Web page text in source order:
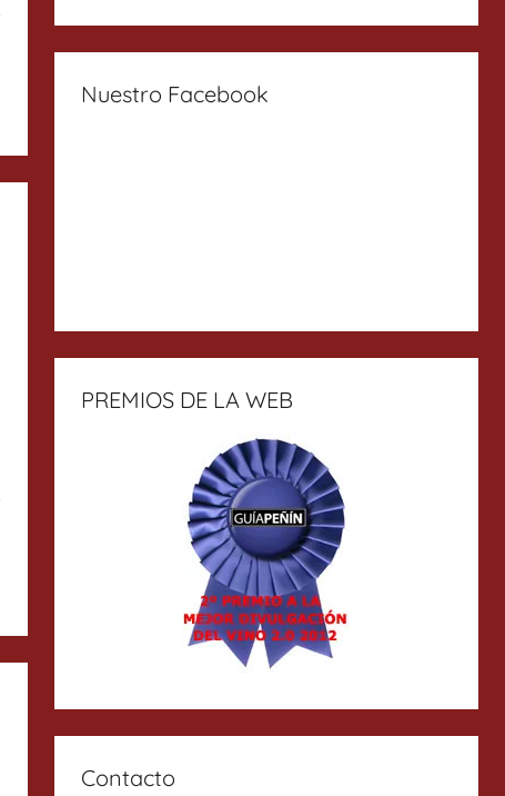
Nuestro Facebook
PREMIOS DE LA WEB
Contacto